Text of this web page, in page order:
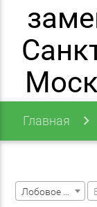
Главная